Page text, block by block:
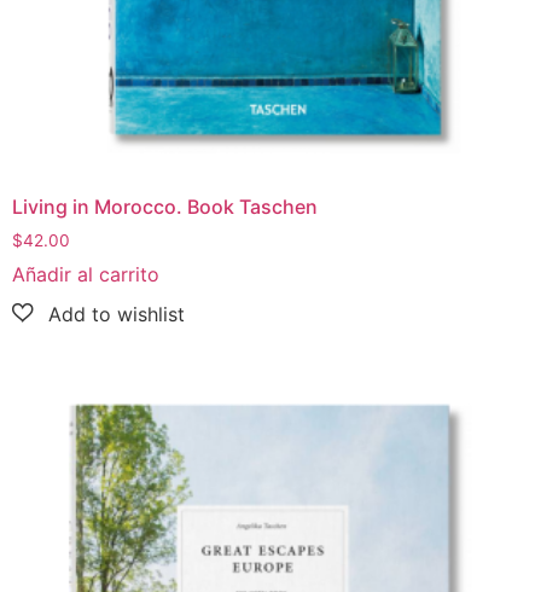
Living in Morocco. Book Taschen
$42.00
Añadir al carrito